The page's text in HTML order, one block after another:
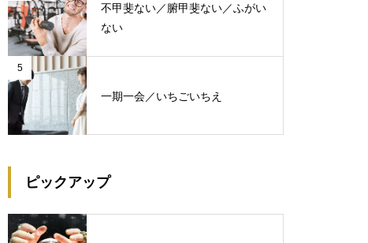
不甲斐ない／腑甲斐ない／ふがい
ない
5
一期一会／いちごいちえ
ピックアップ